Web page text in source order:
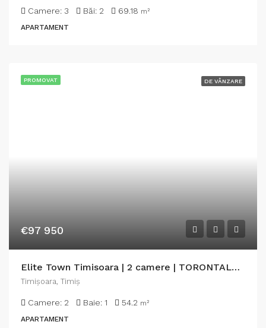
Camere: 3 Băi: 2 69.18 m²
APARTAMENT
PROMOVAT DE VÂNZARE
€97 950
Elite Town Timisoara | 2 camere | TORONTALULUI – METRO 2
Timişoara, Timiș
Camere: 2 Baie: 1 54.2 m²
APARTAMENT